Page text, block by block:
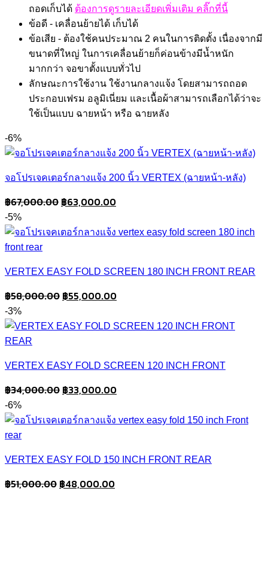
ถอดเก็บได้ ต้องการดูรายละเอียดเพิ่มเติม คลิ๊กที่นี้
ข้อดี - เคลื่อนย้ายได้ เก็บได้
ข้อเสีย - ต้องใช้คนประมาณ 2 คนในการติดตั้ง เนื่องจากมี
ขนาดที่ใหญ่ ในการเคลื่อนย้ายก็ค่อนข้างมีน้ำหนัก
มากกว่า จอขาตั้งแบบทั่วไป
ลักษณะการใช้งาน ใช้งานกลางแจ้ง โดยสามารถถอด
ประกอบเฟรม อลูมิเนี่ยม และเนื้อผ้าสามารถเลือกได้ว่าจะ
ใช้เป็นแบบ ฉายหน้า หรือ ฉายหลัง
-6%
จอโปรเจคเตอร์กลางแจ้ง 200 นิ้ว VERTEX (ฉายหน้า-หลัง)
฿67,000.00 Original
was:
฿63,000.00Current
is:
-5%
VERTEX EASY FOLD SCREEN 180 INCH FRONT REAR
฿58,000.00 Original
was:
฿55,000.00Current
is:
-3%
VERTEX EASY FOLD SCREEN 120 INCH FRONT
฿34,000.00 Original
was:
฿33,000.00Current
is:
-6%
VERTEX EASY FOLD 150 INCH FRONT REAR
฿51,000.00 Original
฿48,000.00Current